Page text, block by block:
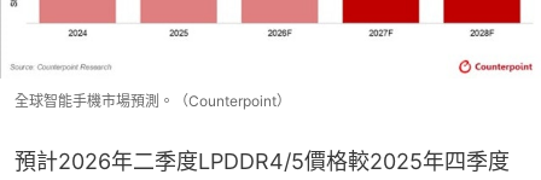
全球智能手機市場預測。（Counterpoint）
預計2026年二季度LPDDR4/5價格較2025年四季度